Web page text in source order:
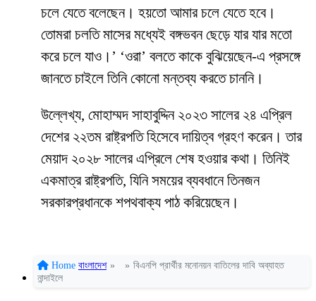
চলে যেতে বলেছেন। হয়তো আমার চলে যেতে হবে।
তোমরা চলতি মাসের মধ্যেই বঙ্গভবন ছেড়ে যার যার মতো
করে চলে যাও।’ ‘ওরা’ বলতে কাকে বুঝিয়েছেন-এ প্রসঙ্গে
জানতে চাইলে তিনি কোনো মন্তব্য করতে চাননি।
উল্লেখ্য, মোহাম্মদ সাহাবুদ্দিন ২০২৩ সালের ২৪ এপ্রিল
দেশের ২২তম রাষ্ট্রপতি হিসেবে দায়িত্ব গ্রহণ করেন। তার
মেয়াদ ২০২৮ সালের এপ্রিলে শেষ হওয়ার কথা। তিনিই
একমাত্র রাষ্ট্রপতি, যিনি সময়ের ব্যবধানে তিনজন
সরকারপ্রধানকে শপথবাক্য পাঠ করিয়েছেন।
Home বাংলাদেশ » » বিএনপি প্রার্থীর মনোনয়ন বাতিলের দাবি অব্যাহত
নান্দাইলে